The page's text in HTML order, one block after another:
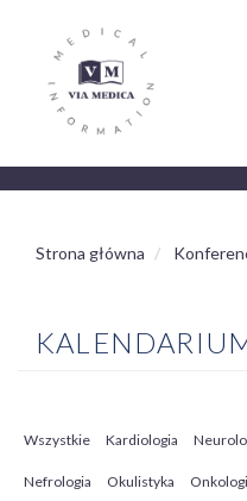
Strona główna
SPECJALIZACJE
Wszystkie Kardiologia
Nefrologia Okulistyka